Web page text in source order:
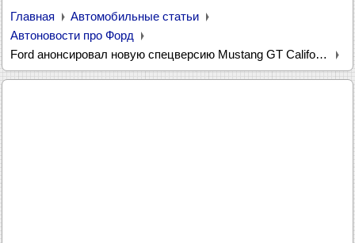
Главная
Автомобильные статьи
Автоновости про Форд
Ford анонсировал новую спецверсию Mustang GT California Special перед презентацией на выходных